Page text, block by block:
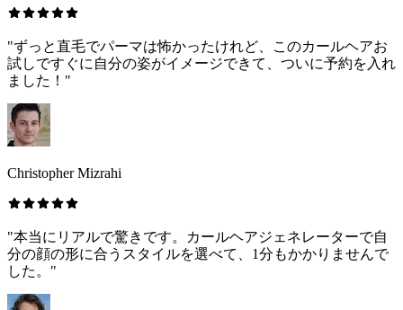
"ずっと直毛でパーマは怖かったけれど、このカールヘアお
試しですぐに自分の姿がイメージできて、ついに予約を入れ
ました！"
Christopher Mizrahi
"本当にリアルで驚きです。カールヘアジェネレーターで自
分の顔の形に合うスタイルを選べて、1分もかかりませんで
した。"